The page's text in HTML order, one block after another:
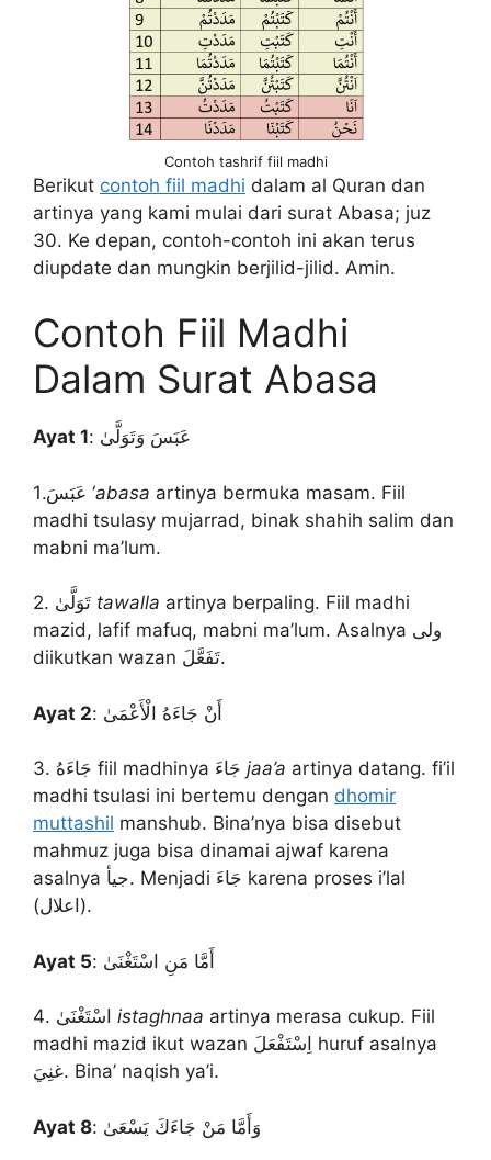
Contoh tashrif fiil madhi
Berikut contoh fiil madhi dalam al Quran dan
artinya yang kami mulai dari surat Abasa; juz
30. Ke depan, contoh-contoh ini akan terus
diupdate dan mungkin berjilid-jilid. Amin.
Contoh Fiil Madhi
Dalam Surat Abasa
Ayat 1 : عَبَسَ وَتَوَلَّىٰ
1.عَبَسَ ‘abasa artinya bermuka masam. Fiil
madhi tsulasy mujarrad, binak shahih salim dan
mabni ma’lum.
tawalla artinya berpaling. Fiil madhi
mazid, lafif mafuq, mabni ma’lum. Asalnya ولى
diikutkan wazan تَفَعَّلَ.
Ayat 2 : أَنْ جَاءَهُ الْأَعْمَىٰ
jaa’a artinya datang. fi’il
madhi tsulasi ini bertemu dengan dhomir
muttashil manshub. Bina’nya bisa disebut
mahmuz juga bisa dinamai ajwaf karena
asalnya جيأ. Menjadi جَاءَ karena proses i’lal
(اعلال).
Ayat 5 : أَمَّا مَنِ اسْتَغْنَىٰ
istaghnaa artinya merasa cukup. Fiil
madhi mazid ikut wazan اِسْتَفْعَلَ huruf asalnya
غنِيَ. Bina’ naqish ya’i.
Ayat 8 : وَأَمَّا مَنْ جَاءَكَ يَسْعَىٰ